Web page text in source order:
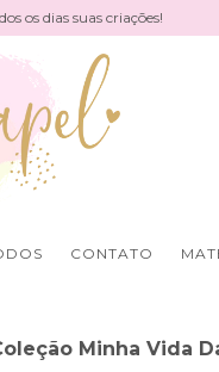
os dias suas criações!
CONTATO
Minha Vida